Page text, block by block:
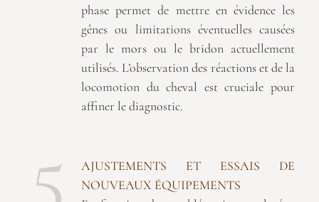
phase permet de mettre en évidence les
gênes ou limitations éventuelles causées
par le mors ou le bridon actuellement
utilisés. L’observation des réactions et de la
locomotion du cheval est cruciale pour
affiner le diagnostic.
5
AJUSTEMENTS ET ESSAIS DE
NOUVEAUX ÉQUIPEMENTS